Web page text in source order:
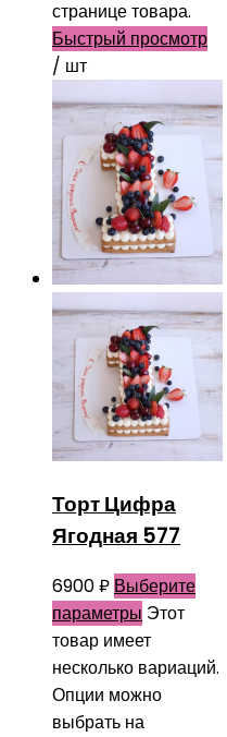
странице товара.
Быстрый просмотр
/ шт
Торт Цифра
Ягодная 577
6900₽ Выберите
параметры Этот
товар имеет
несколько вариаций.
Опции можно
выбрать на